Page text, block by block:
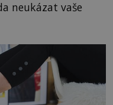
neukázat vaše